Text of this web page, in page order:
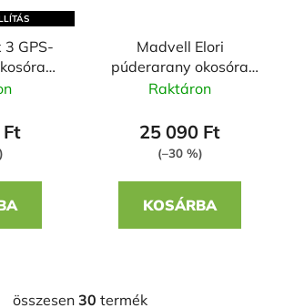
GPS-
Ft
Madvell Elori
púderarany okosóra
szilikon szíjjal bordó
Raktáron
25 090 Ft
(–30 %)
KOSÁRBA
összesen 30 termék